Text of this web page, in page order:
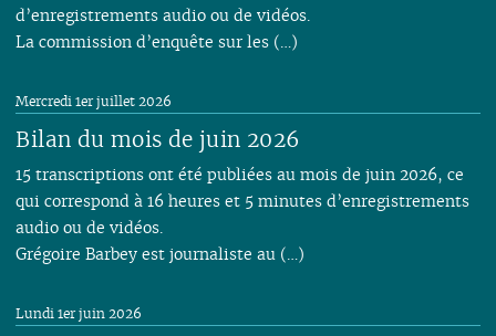
d’enregistrements audio ou de vidéos.
La commission d’enquête sur les (…)
Bilan du mois de juin 2026
Mercredi 1er juillet 2026
15 transcriptions ont été publiées au mois de juin 2026, ce
qui correspond à 16 heures et 5 minutes d’enregistrements
audio ou de vidéos.
Grégoire Barbey est journaliste au (…)
Lundi 1er juin 2026